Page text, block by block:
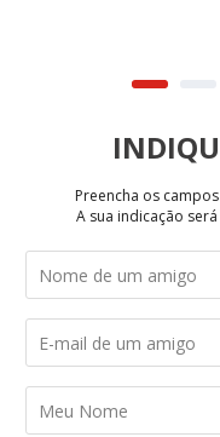
Preencha os
A sua indicação